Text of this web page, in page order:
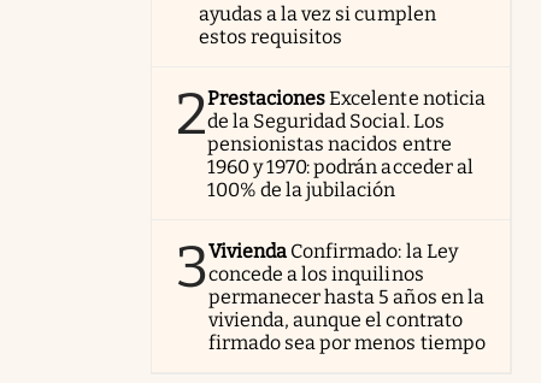
ayudas a la vez si cumplen
estos requisitos
2PrestacionesExcelente noticia
de la Seguridad Social. Los
pensionistas nacidos entre
1960 y 1970: podrán acceder al
100% de la jubilación
3Vivienda Confirmado: la Ley
concede a los inquilinos
permanecer hasta 5 años en la
vivienda, aunque el contrato
firmado sea por menos tiempo